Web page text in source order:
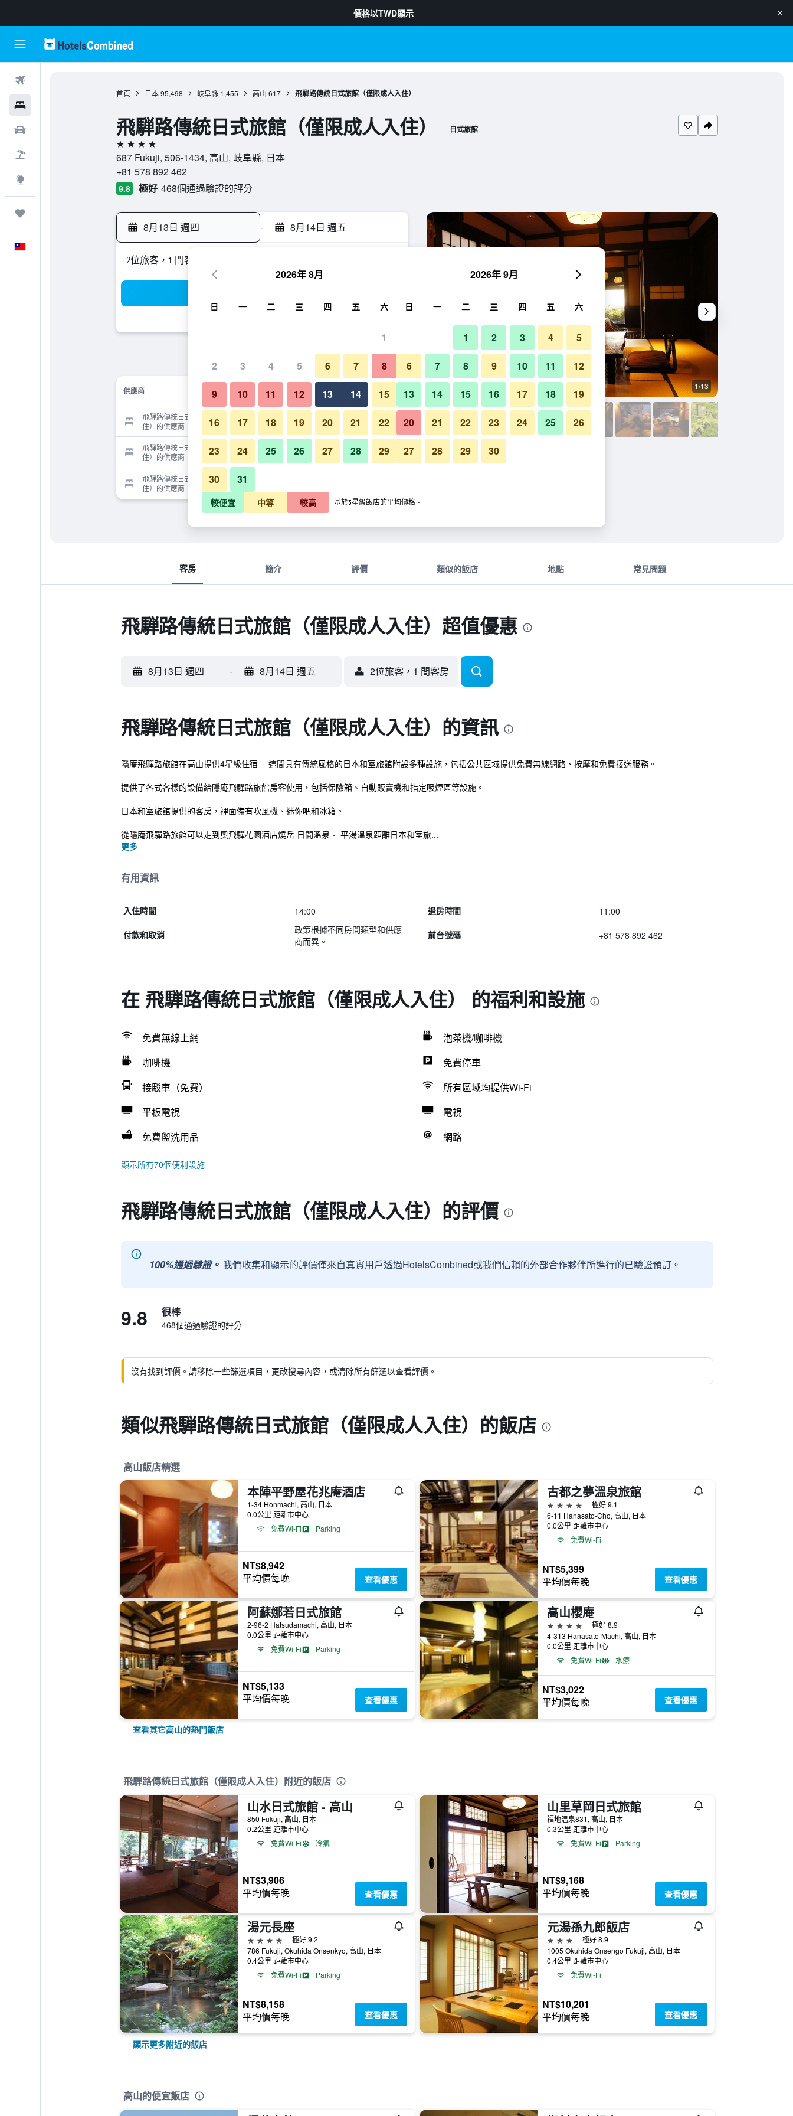
價格以TWD顯示
首頁 日本 95,498 岐阜縣 1,455 高山 617 飛騨路傳統日式旅館（僅限成人入住）
飛騨路傳統日式旅館（僅限成人入住） 日式旅館
4星級
687 Fukuji, 506-1434, 高山, 岐阜縣, 日本
+81 578 892 462
9.8 極好 468個通過驗證的評分
8月13日 週四 - 8月14日 週五
2位旅客，1 間客房
供應商
飛騨路傳統日式旅館（僅限成人入
住）的供應商
顯示價格
飛騨路傳統日式旅館（僅限成人入
住）的供應商
顯示價格
飛騨路傳統日式旅館（僅限成人入
住）的供應商
餐廳 1/13
飛騨路傳統日式旅館（僅限成人入住）的照片
客房 簡介 評價 類似的飯店 地點 常見問題
飛騨路傳統日式旅館（僅限成人入住）超值優惠
8月13日 週四 - 8月14日 週五 2位旅客，1 間客房
飛騨路傳統日式旅館（僅限成人入住）的資訊
隱庵飛驒路旅館在高山提供4星級住宿。 這間具有傳統風格的日本和室旅館附設多種設施，包括公共區域提供免費無線網路、按摩和免費接送服務。
提供了各式各樣的設備給隱庵飛驒路旅館房客使用，包括保險箱、自動販賣機和指定吸煙區等設施。
日本和室旅館提供的客房，裡面備有吹風機、迷你吧和冰箱。
從隱庵飛驒路旅館可以走到奧飛驒花園酒店燒岳 日間溫泉。 平湯溫泉距離日本和室旅...
更多
有用資訊
入住時間 14:00 退房時間 11:00
付款和取消
政策根據不同房間類型和供應
商而異。
前台號碼 +81 578 892 462
在 飛騨路傳統日式旅館（僅限成人入住） 的福利和設施
免費無線上網
泡茶機/咖啡機
咖啡機
免費停車
接駁車（免費）
所有區域均提供Wi-Fi
平板電視
電視
免費盥洗用品
網路
顯示所有70個便利設施
飛騨路傳統日式旅館（僅限成人入住）的評價
100%通過驗證。 我們收集和顯示的評價僅來自真實用戶透過HotelsCombined或我們信賴的外部合作夥伴所進行的已驗證預訂。
9.8 很棒
468個通過驗證的評分
沒有找到評價。請移除一些篩選項目，更改搜尋內容，或清除所有篩選以查看評價。
類似飛騨路傳統日式旅館（僅限成人入住）的飯店
高山飯店精選
本陣平野屋花兆庵酒店
1-34 Honmachi, 高山, 日本
0.0公里 距離市中心
免費Wi-Fi
Parking
NT$8,942
平均價每晚 查看優惠
古都之夢溫泉旅館
4星級
極好 9.1
6-11 Hanasato-Cho, 高山, 日本
0.0公里 距離市中心
免費Wi-Fi
NT$5,399
平均價每晚 查看優惠
阿蘇娜若日式旅館
2-96-2 Hatsudamachi, 高山, 日本
0.0公里 距離市中心
免費Wi-Fi
Parking
NT$5,133
平均價每晚 查看優惠
高山櫻庵
4星級
極好 8.9
4-313 Hanasato-Machi, 高山, 日本
0.0公里 距離市中心
免費Wi-Fi
水療
NT$3,022
平均價每晚 查看優惠
查看其它高山的熱門飯店
飛騨路傳統日式旅館（僅限成人入住）附近的飯店
山水日式旅館 - 高山
850 Fukuji, 高山, 日本
0.2公里 距離市中心
免費Wi-Fi
冷氣
NT$3,906
平均價每晚 查看優惠
山里草岡日式旅館
福地温泉831, 高山, 日本
0.3公里 距離市中心
免費Wi-Fi
Parking
NT$9,168
平均價每晚 查看優惠
湯元長座
4星級
極好 9.2
786 Fukuji, Okuhida Onsenkyo, 高山, 日本
0.4公里 距離市中心
免費Wi-Fi
Parking
NT$8,158
平均價每晚 查看優惠
元湯孫九郎飯店
3星級
極好 8.9
1005 Okuhida Onsengo Fukuji, 高山, 日本
0.4公里 距離市中心
免費Wi-Fi
NT$10,201
平均價每晚 查看優惠
顯示更多附近的飯店
高山的便宜飯店
2026年 8月
日 一 二 三 四 五 六
1
2 3 4 5 6 7 8
9 10 11 12 13 14 15
16 17 18 19 20 21 22
23 24 25 26 27 28 29
30 31
2026年 9月
日 一 二 三 四 五 六
1 2 3 4 5
6 7 8 9 10 11 12
13 14 15 16 17 18 19
20 21 22 23 24 25 26
27 28 29 30
較便宜 中等 較高 基於3星級飯店的平均價格。